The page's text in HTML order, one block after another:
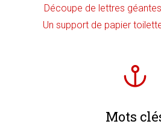
Découpe de lettres
Un support de papier
Mots